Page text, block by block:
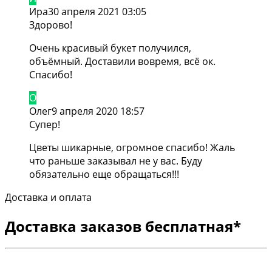
Ира30 апреля 2021 03:05
Здорово!
Очень красивый букет получился,
объёмный. Доставили вовремя, всё ок.
Спасибо!
О
Олег9 апреля 2020 18:57
Супер!
Цветы шикарные, огромное спасибо! Жаль
что раньше заказывал не у вас. Буду
обязательно еще обращаться!!!
Доставка и оплата
Доставка заказов бесплатная*